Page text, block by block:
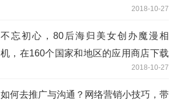
2018-10-27
不忘初心，80后海归美女创办魔漫相
机，在160个国家和地区的应用商店下载
2018-10-27
如何去推广与沟通？网络营销小技巧，带